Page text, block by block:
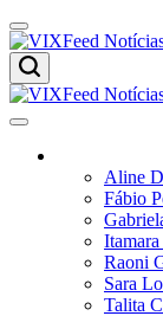
Skip
to
content
VIXFeed
Notícias
VIXFeed
Notícias
Aline
Fábio
Raoni
Sara
Talita